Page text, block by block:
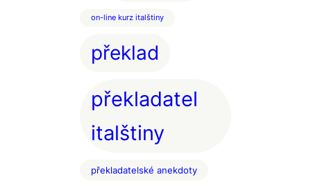
on-line kurz italštiny
překlad
překladatel
italštiny
překladatelské anekdoty